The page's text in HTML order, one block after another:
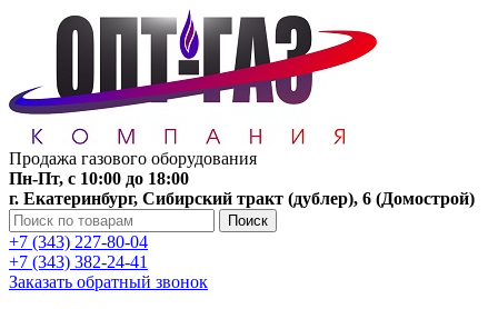
Продажа газового оборудования
Пн-Пт, с 10:00 до 18:00
г. Екатеринбург, Сибирский тракт (дублер), 6 (Домострой)
Поиск
+7 (343) 227-80-04
+7 (343) 382-24-41
Заказать обратный звонок